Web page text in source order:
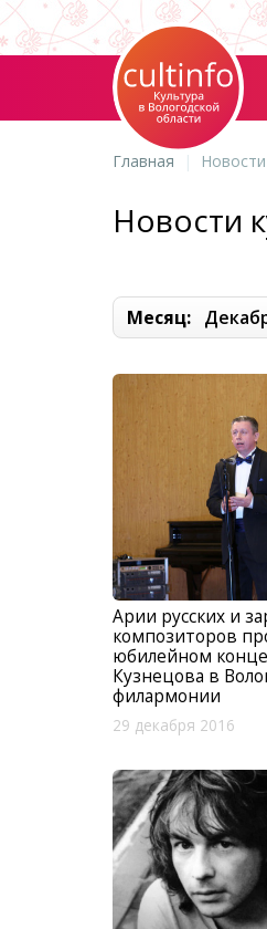
Главная Новости
Новости
Месяц:
Арии русских и
композиторов
юбилейном
Кузнецова в
филармонии
29 декабря 2016